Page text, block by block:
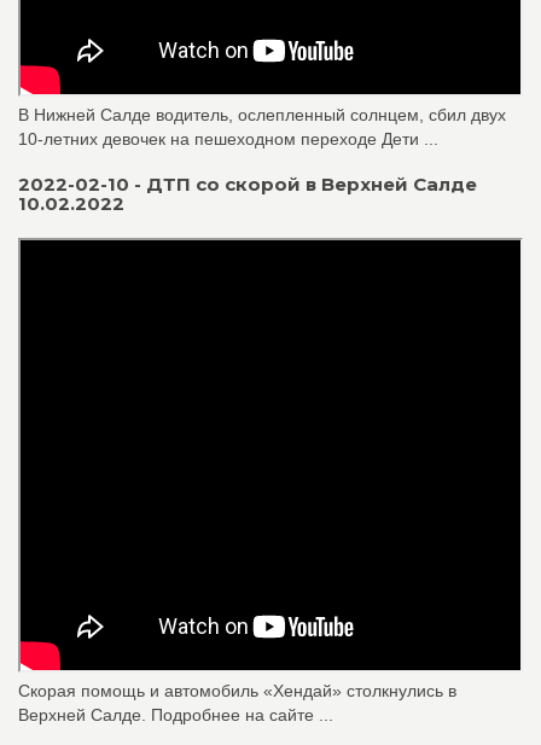
В Нижней Салде водитель, ослепленный солнцем, сбил двух
10-летних девочек на пешеходном переходе Дети ...
2022-02-10 - ДТП со скорой в Верхней Салде
10.02.2022
Скорая помощь и автомобиль «Хендай» столкнулись в
Верхней Салде. Подробнее на сайте ...